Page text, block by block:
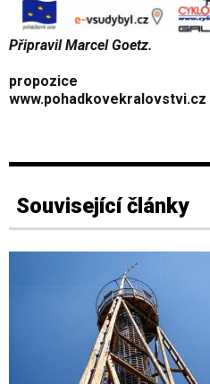
Připravil Marcel Goetz.
propozice
www.pohadkovekralovstvi.cz
Související články